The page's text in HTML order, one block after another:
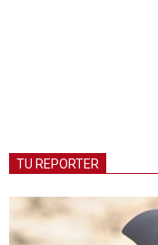
TU REPORTER